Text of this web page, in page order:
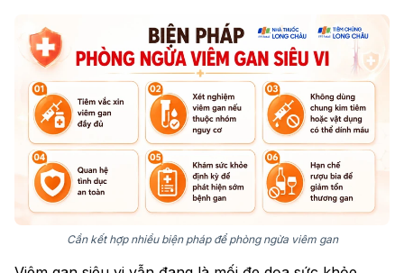
Cần kết hợp nhiều biện pháp để phòng ngừa viêm gan